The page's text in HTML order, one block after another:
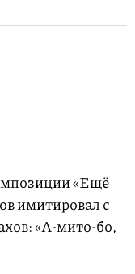
«Ещё
имитировал с
«А-мито-бо,